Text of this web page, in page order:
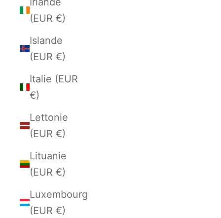
(EUR €)
Islande
(EUR €)
Italie (EUR
€)
Lettonie
(EUR €)
Lituanie
(EUR €)
Luxembourg
(EUR €)